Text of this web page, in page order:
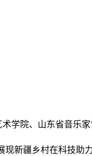
学院、山东省音乐
现新疆乡村在科技